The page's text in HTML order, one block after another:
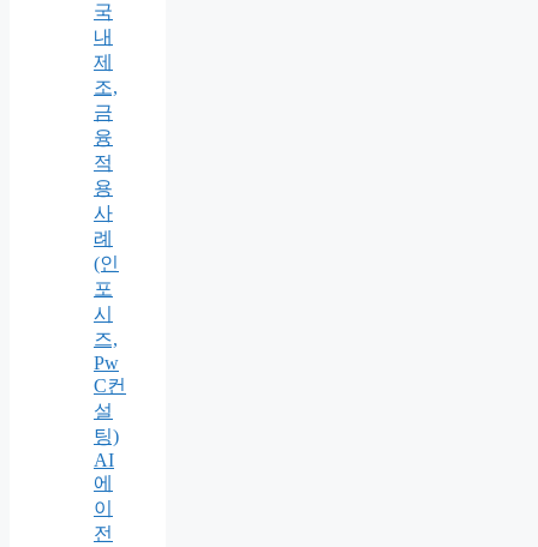
국
내
제
조,
금
융
적
용
사
례
(인
포
시
즈,
Pw
C컨
설
팅)
AI
에
이
전